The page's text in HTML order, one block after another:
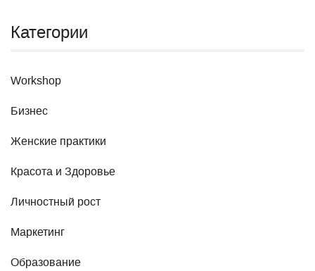
Категории
Workshop
Бизнес
Женские практики
Красота и Здоровье
Личностный рост
Маркетинг
Образование